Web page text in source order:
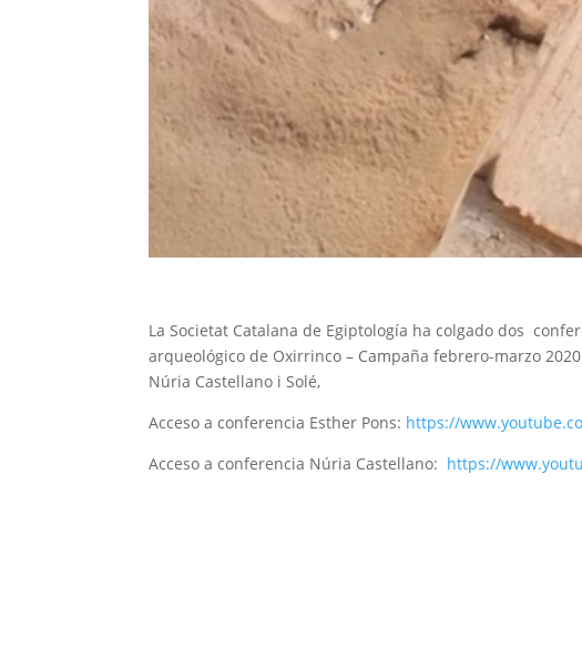
La Societat Catalana de Egiptología ha colgado dos
arqueológico de Oxirrinco – Campaña febrero-marzo
Núria Castellano i Solé,
Acceso a conferencia Esther Pons: https://
Acceso a conferencia Núria Castellano: https://